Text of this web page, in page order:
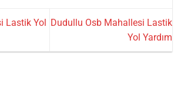
Lastik Yol
Dudullu Osb Mahallesi Lastik
Yol Yardım